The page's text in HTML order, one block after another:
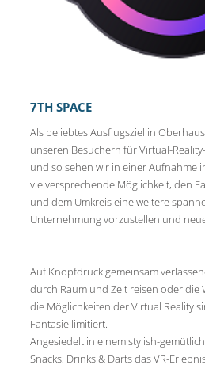
7TH SPACE
Als beliebtes Ausflugsziel in
unseren Besuchern für Virtual-
und so sehen wir in einer Aufnahme
vielversprechende Möglichkeit, den
und dem Umkreis eine weitere
Unternehmung vorzustellen und
Auf Knopfdruck gemeinsam
durch Raum und Zeit reisen oder die
die Möglichkeiten der Virtual Reality
Fantasie limitiert.
Angesiedelt in einem stylish-
Snacks, Drinks & Darts das VR-